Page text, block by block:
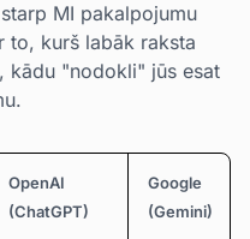
MI pakalpojumu
to, kurš labāk raksta
kādu "nodokli" jūs esat
OpenAI
(ChatGPT)
Google
(Gemini)